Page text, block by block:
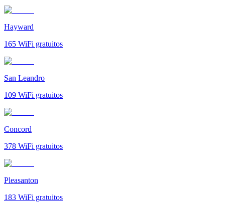
Hayward
165 WiFi gratuitos
San Leandro
109 WiFi gratuitos
Concord
378 WiFi gratuitos
Pleasanton
183 WiFi gratuitos